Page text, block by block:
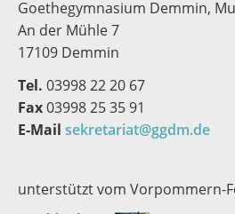
Goethegymnasium Demmin,
An der Mühle 7
17109 Demmin
Tel. 03998 22 20 67
Fax03998 25 35 91
E-Mail sekretariat@ggdm.de
unterstützt vom Vorpommern-